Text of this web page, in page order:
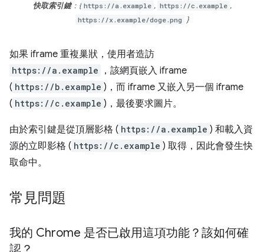
快取索引鍵：{ https://a.example , https://c.example ,
https://x.example/doge.png }
如果 iframe 重複巢狀，使用者造訪
https://a.example
，該網頁嵌入 iframe
( https://b.example )，而 iframe 又嵌入另一個 iframe
( https://c.example )，最後要求圖片。
由於索引鍵是從頂層影格 ( https://a.example ) 和載入資
源的立即影格 ( https://c.example ) 取得，因此會發生快
取命中。
常見問題
我的 Chrome 是否已啟用這項功能？該如何確